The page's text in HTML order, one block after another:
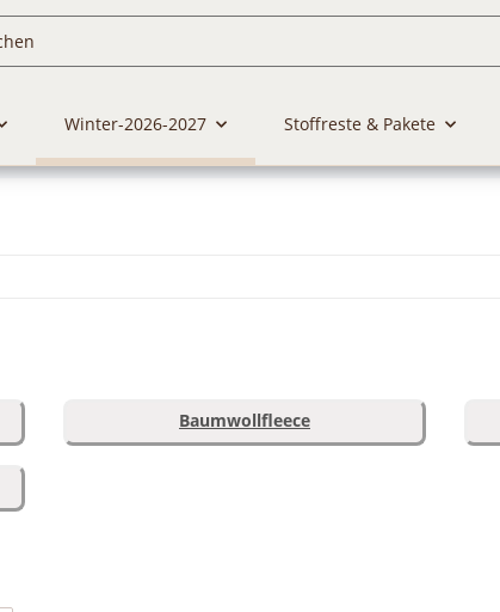
Winter-2026-2027 Stoffreste & Pakete
Baumwollfleece